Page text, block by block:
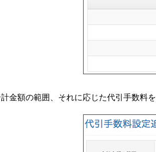
計金額の範囲、それに応じた代引手数料